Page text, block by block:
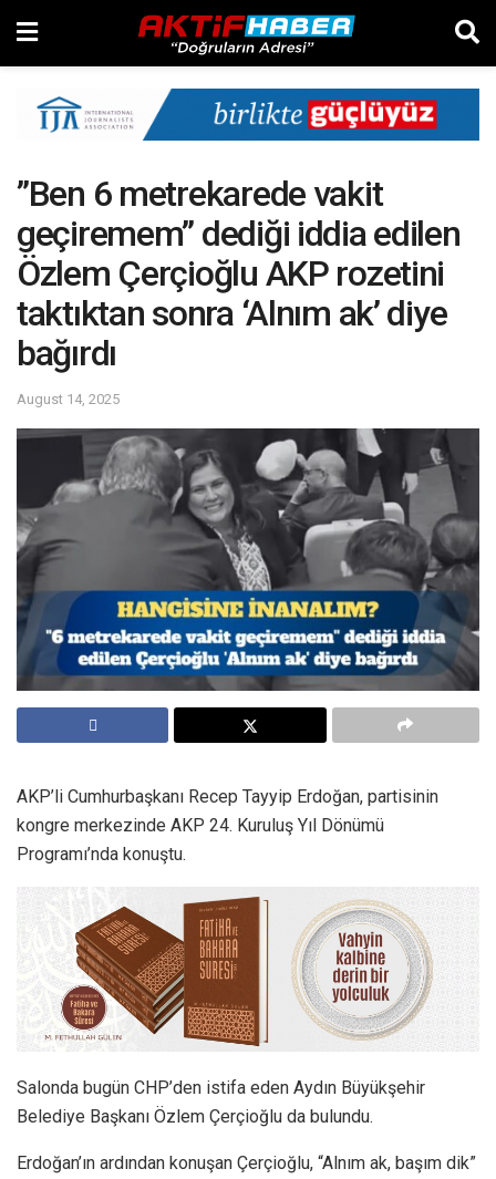
”Ben 6 metrekarede vakit
geçiremem” dediği iddia edilen
Özlem Çerçioğlu AKP rozetini
taktıktan sonra ‘Alnım ak’ diye
bağırdı
August 14, 2025
AKP’li Cumhurbaşkanı Recep Tayyip Erdoğan, partisinin
kongre merkezinde AKP 24. Kuruluş Yıl Dönümü
Programı’nda konuştu.
Salonda bugün CHP’den istifa eden Aydın Büyükşehir
Belediye Başkanı Özlem Çerçioğlu da bulundu.
Erdoğan’ın ardından konuşan Çerçioğlu, “Alnım ak, başım dik”